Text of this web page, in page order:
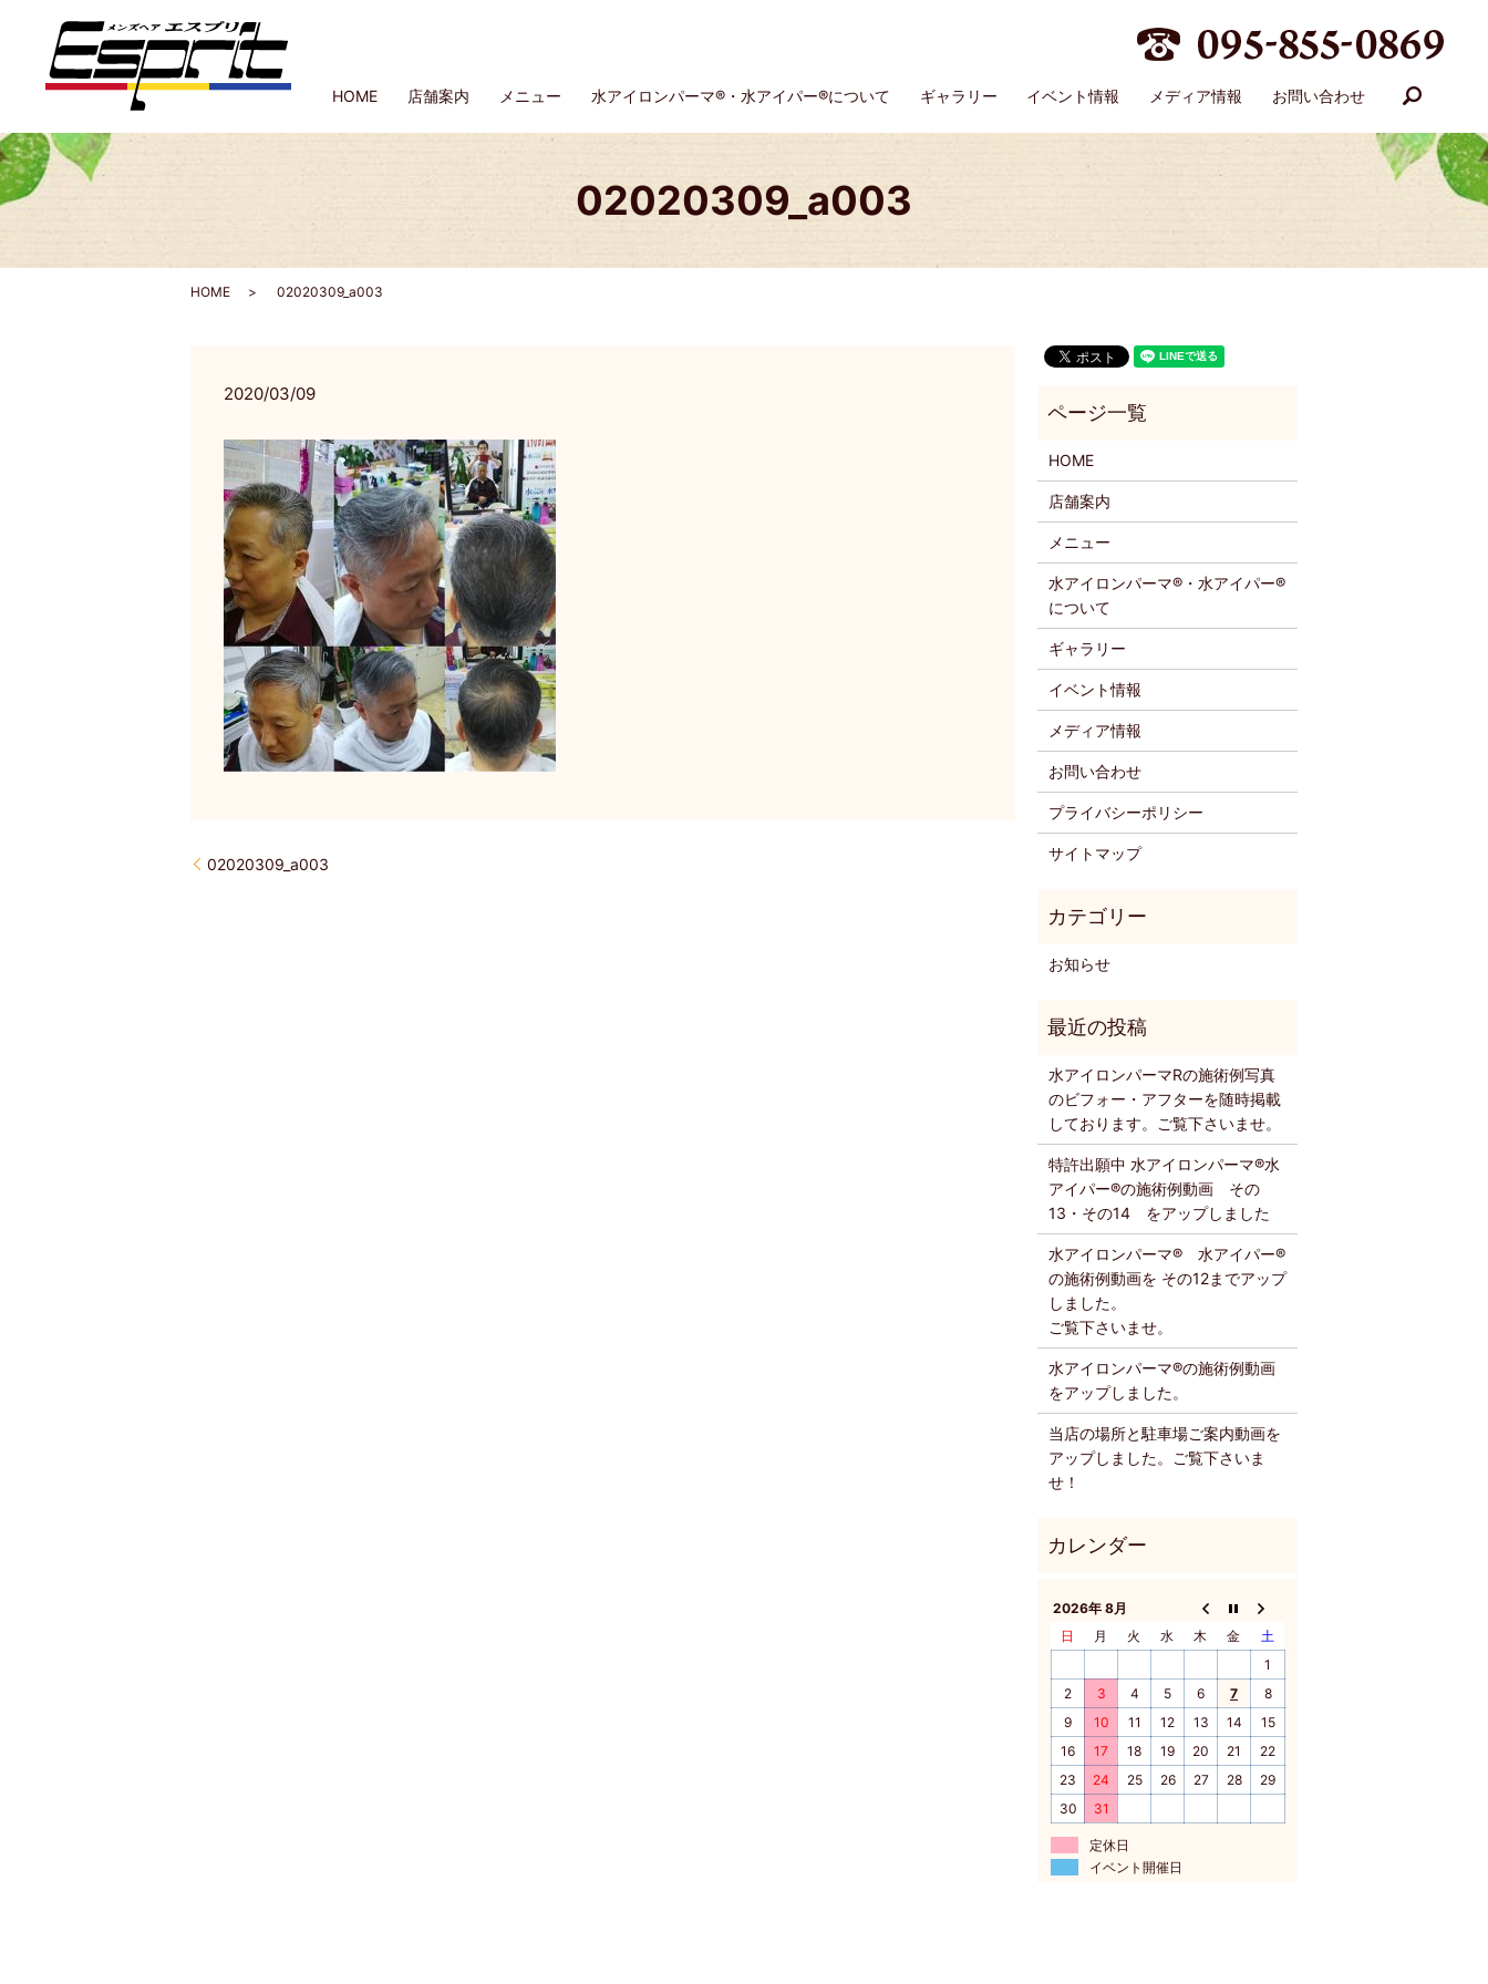
HOME 店舗案内 メニュー 水アイロンパーマ®・水アイパー®について ギャラリー イベント情報 メディア情報 お問い合わせ
02020309_a003
HOME 02020309_a003
2020/03/09
02020309_a003
HOME
店舗案内
メニュー
水アイロンパーマ®・水アイパー®
について
ギャラリー
イベント情報
メディア情報
お問い合わせ
プライバシーポリシー
サイトマップ
お知らせ
水アイロンパーマRの施術例写真
のビフォー・アフターを随時掲載
しております。ご覧下さいませ。
特許出願中 水アイロンパーマ®️水
アイパー®️の施術例動画 その
13・その14 をアップしました
水アイロンパーマ®️ 水アイパー®️
の施術例動画を その12までアップ
しました。
ご覧下さいませ。
水アイロンパーマ®️の施術例動画
をアップしました。
当店の場所と駐車場ご案内動画を
アップしました。ご覧下さいま
せ！
2026年 8月
日
月 火 水 木 金
土
1
2
3 4 5 6 7
8
9
10 11 12 13 14
15
16
17 18 19 20 21
22
23
24 25 26 27 28
29
30
31
定休日
イベント開催日